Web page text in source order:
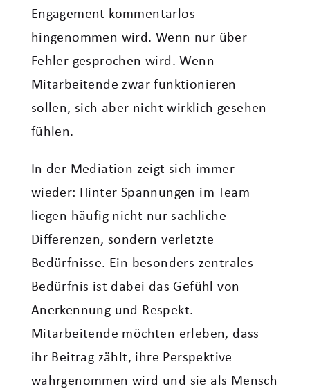
Engagement kommentarlos
hingenommen wird. Wenn nur über
Fehler gesprochen wird. Wenn
Mitarbeitende zwar funktionieren
sollen, sich aber nicht wirklich gesehen
fühlen.
In der Mediation zeigt sich immer
wieder: Hinter Spannungen im Team
liegen häufig nicht nur sachliche
Differenzen, sondern verletzte
Bedürfnisse. Ein besonders zentrales
Bedürfnis ist dabei das Gefühl von
Anerkennung und Respekt.
Mitarbeitende möchten erleben, dass
ihr Beitrag zählt, ihre Perspektive
wahrgenommen wird und sie als Mensch